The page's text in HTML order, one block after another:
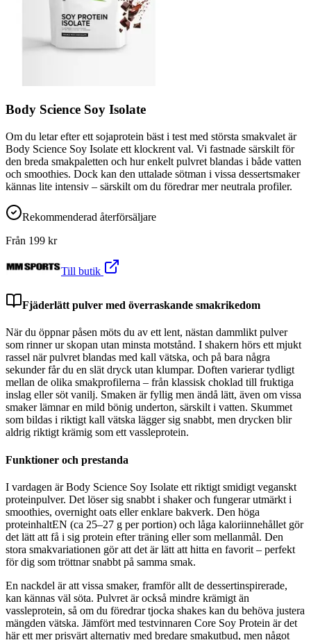
Body Science Soy Isolate
Om du letar efter ett sojaprotein bäst i test med största smakvalet är
Body Science Soy Isolate ett klockrent val. Vi fastnade särskilt för
den breda smakpaletten och hur enkelt pulvret blandas i både vatten
och smoothies. Dock kan den uttalade sötman i vissa dessertsmaker
kännas lite intensiv – särskilt om du föredrar mer neutrala profiler.
Rekommenderad återförsäljare
Från 199 kr
Till butik
Fjäderlätt pulver med överraskande smakrikedom
När du öppnar påsen möts du av ett lent, nästan dammlikt pulver
som rinner ur skopan utan minsta motstånd. I shakern hörs ett mjukt
rassel när pulvret blandas med kall vätska, och på bara några
sekunder får du en slät dryck utan klumpar. Doften varierar tydligt
mellan de olika smakprofilerna – från klassisk choklad till fruktiga
inslag eller söt vanilj. Smaken är fyllig men ändå lätt, även om vissa
smaker lämnar en mild bönig underton, särskilt i vatten. Skummet
som bildas i riktigt kall vätska lägger sig snabbt, men drycken blir
aldrig riktigt krämig som ett vassleprotein.
Funktioner och prestanda
I vardagen är Body Science Soy Isolate ett riktigt smidigt veganskt
proteinpulver. Det löser sig snabbt i shaker och fungerar utmärkt i
smoothies, overnight oats eller enklare bakverk. Den höga
proteinhaltEN (ca 25–27 g per portion) och låga kaloriinnehållet gör
det lätt att få i sig protein efter träning eller som mellanmål. Den
stora smakvariationen gör att det är lätt att hitta en favorit – perfekt
för dig som tröttnar snabbt på samma smak.
En nackdel är att vissa smaker, framför allt de dessertinspirerade,
kan kännas väl söta. Pulvret är också mindre krämigt än
vassleprotein, så om du föredrar tjocka shakes kan du behöva justera
mängden vätska. Jämfört med testvinnaren Core Soy Protein är det
här ett mer prisvärt alternativ med bredare smakutbud, men något